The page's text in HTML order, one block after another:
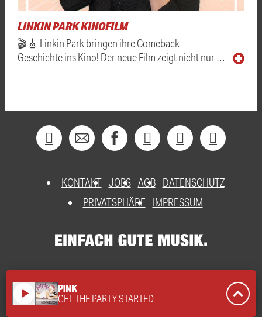
LINKIN PARK KINOFILM
🎬🎸 Linkin Park bringen ihre Comeback-
Geschichte ins Kino! Der neue Film zeigt nicht nur …
KONTAKT JOBS AGB DATENSCHUTZ
PRIVATSPHÄRE
IMPRESSUM
play_arrow P!NK
GET THE PARTY STARTED